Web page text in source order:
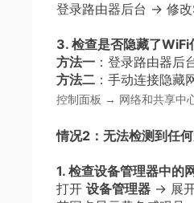
登录路由器后台 → 修
3. 检查是否隐藏了WiFi
方法一 ：登录路由器
方法二 ：手动连接隐藏
控制面板 → 网络和共享中
情况2：无法检测到任
1. 检查设备管理器中的
打开设备管理器 → 展